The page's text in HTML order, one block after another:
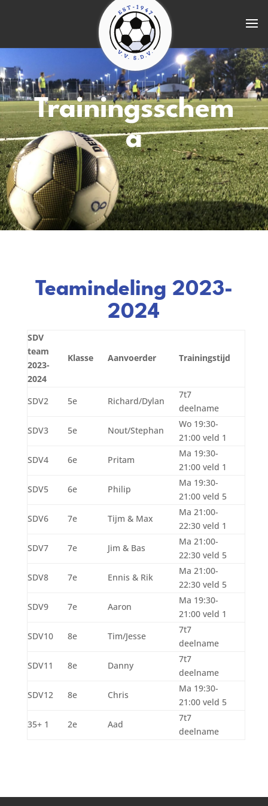
Trainingsschem
a
Teamindeling 2023-
2024
SDV
team
2023-
2024
Klasse Aanvoerder Trainingstijd
SDV2 5e Richard/Dylan
7t7
deelname
SDV3
5e Nout/Stephan
Wo 19:30-
21:00 veld 1
SDV4
6e Pritam
Ma 19:30-
21:00 veld 1
SDV5
6e Philip
Ma 19:30-
21:00 veld 5
SDV6
7e Tijm & Max
Ma 21:00-
22:30 veld 1
SDV7
7e Jim & Bas
Ma 21:00-
22:30 veld 5
SDV8
7e Ennis & Rik
Ma 21:00-
22:30 veld 5
SDV9
7e Aaron
Ma 19:30-
21:00 veld 1
SDV10
8e Tim/Jesse
7t7
deelname
SDV11
8e Danny
7t7
deelname
SDV12
8e Chris
Ma 19:30-
21:00 veld 5
35+ 1
2e Aad
7t7
deelname